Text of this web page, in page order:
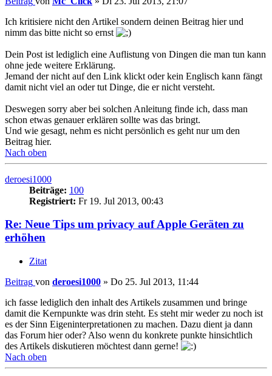
Ich kritisiere nicht den Artikel sondern deinen Beitrag hier und
nimm das bitte nicht so ernst
Dein Post ist lediglich eine Auflistung von Dingen die man tun kann
ohne jede weitere Erklärung.
Jemand der nicht auf den Link klickt oder kein Englisch kann fängt
damit nicht viel an oder tut Dinge, die er nicht versteht.
Deswegen sorry aber bei solchen Anleitung finde ich, dass man
schon etwas genauer erklären sollte was das bringt.
Und wie gesagt, nehm es nicht persönlich es geht nur um den
Beitrag hier.
Nach oben
deroesi1000
Beiträge: 100
Registriert: Fr 19. Jul 2013, 00:43
Re: Neue Tips um privacy auf Apple Geräten zu
erhöhen
Zitat
Beitrag von deroesi1000 » Do 25. Jul 2013, 11:44
ich fasse lediglich den inhalt des Artikels zusammen und bringe
damit die Kernpunkte was drin steht. Es steht mir weder zu noch ist
es der Sinn Eigeninterpretationen zu machen. Dazu dient ja dann
das Forum hier oder? Also wenn du konkrete punkte hinsichtlich
des Artikels diskutieren möchtest dann gerne!
Nach oben